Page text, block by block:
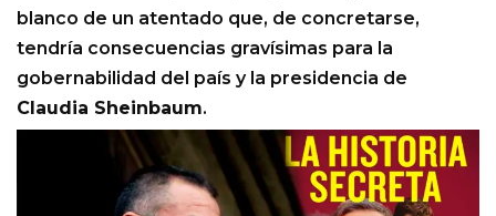
blanco de un atentado que, de concretarse,
tendría consecuencias gravísimas para la
gobernabilidad del país y la presidencia de
Claudia Sheinbaum.